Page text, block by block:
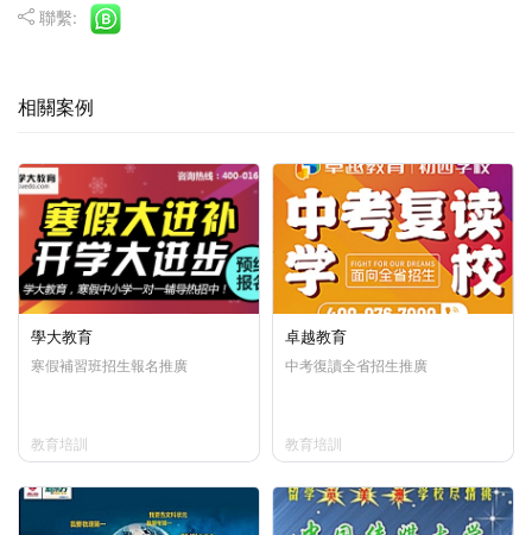
聯繫:
相關案例
學大教育
寒假補習班招生報名推廣
教育培訓
卓越教育
中考復讀全省招生推廣
教育培訓